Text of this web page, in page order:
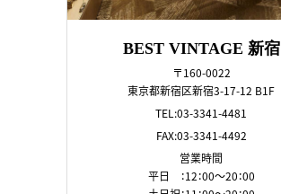
BEST VINTAGE 新宿
〒160-0022
東京都新宿区新宿3-17-12 B1F
TEL:03-3341-4481
FAX:03-3341-4492
営業時間
平日 ：12：00～20：00